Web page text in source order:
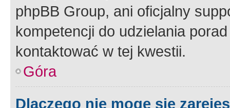
phpBB Group, ani oficjalny
kompetencji do udzielania
kontaktować w tej kwestii.
Góra
Dlaczego nie mogę się